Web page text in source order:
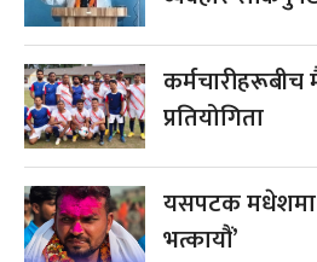
प्रतियोगिता
यसपटक मधेशमा
भत्कायौं’